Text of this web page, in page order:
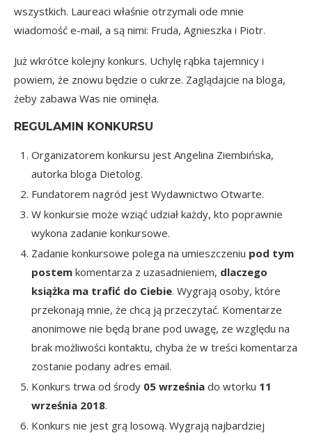
wszystkich. Laureaci właśnie otrzymali ode mnie
wiadomość e-mail, a są nimi: Fruda, Agnieszka i Piotr.
Już wkrótce kolejny konkurs. Uchylę rąbka tajemnicy i
powiem, że znowu będzie o cukrze. Zaglądajcie na bloga,
żeby zabawa Was nie ominęła.
REGULAMIN KONKURSU
Organizatorem konkursu jest Angelina Ziembińska,
autorka bloga Dietolog.
Fundatorem nagród jest Wydawnictwo Otwarte.
W konkursie może wziąć udział każdy, kto poprawnie
wykona zadanie konkursowe.
Zadanie konkursowe polega na umieszczeniu pod tym
postem komentarza z uzasadnieniem, dlaczego
książka ma trafić do Ciebie. Wygrają osoby, które
przekonają mnie, że chcą ją przeczytać. Komentarze
anonimowe nie będą brane pod uwagę, ze względu na
brak możliwości kontaktu, chyba że w treści komentarza
zostanie podany adres email.
Konkurs trwa od środy 05 września do wtorku 11
września 2018.
Konkurs nie jest grą losową. Wygrają najbardziej